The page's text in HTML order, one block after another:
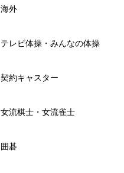
海外
テレビ体操・みんなの体操
契約キャスター
女流棋士・女流雀士
囲碁